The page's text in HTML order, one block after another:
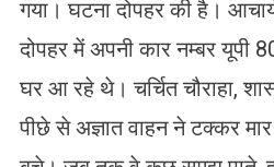
गया। घटना दोपहर की है।
दोपहर में अपनी कार नम्बर यूपी
घर आ रहे थे। चर्चित चौराहा,
पीछे से अज्ञात वाहन ने टक्कर मार